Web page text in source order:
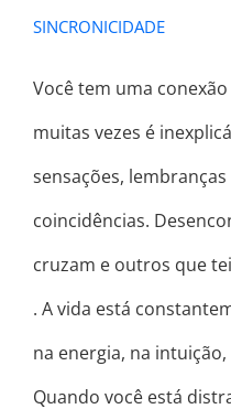
SINCRONICIDADE
Você tem uma
muitas vezes é
sensações,
coincidências.
cruzam e outros que
. A vida está
na energia, na
Quando você está